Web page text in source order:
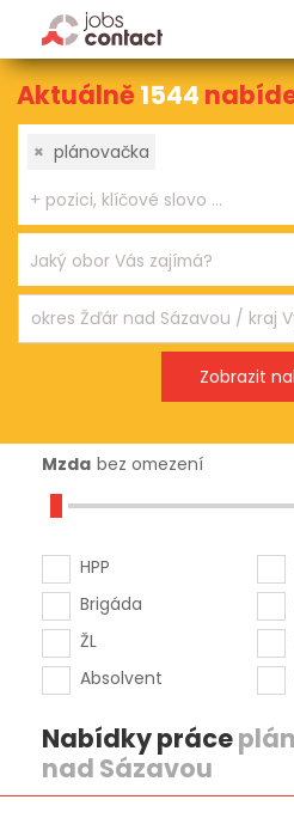
Aktuálně1544
× plánovačka
Mzda bez omezení
HPP
Brigáda
ŽL
Absolvent
Nabídky práce
nad Sázavou